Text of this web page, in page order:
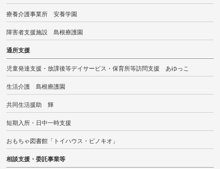
療養介護事業所 安養学園
障害者支援施設 島根療護園
通所支援
児童発達支援・放課後等デイサービス・保育所等訪問支援 あゆっこ
生活介護 島根療護園
共同生活援助 輝
短期入所・日中一時支援
おもちゃ図書館「トイハウス・ピノキオ」
相談支援・委託事業等